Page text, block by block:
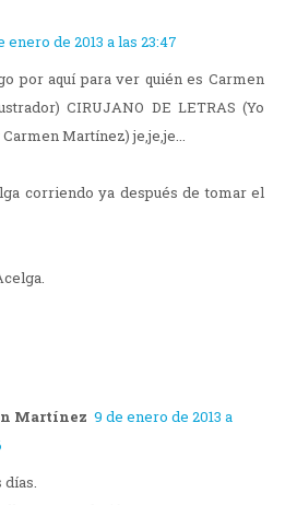
enero de 2013 a las 23:47
por aquí para ver quién es Carmen
CIRUJANO DE LETRAS (Yo
Martínez) je,je,je...
corriendo ya después de tomar el
Martínez 9 de enero de 2013 a